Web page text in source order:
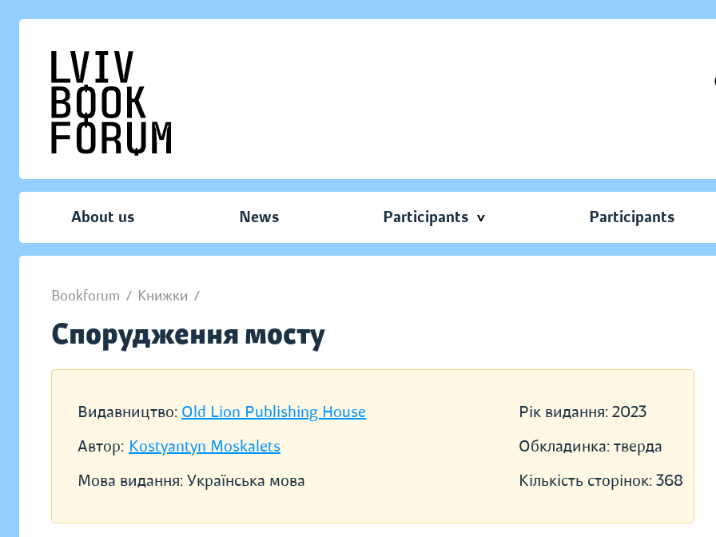
About us News Participants Participants
Bookforum / Книжки /
Спорудження мосту
Видавництво: Old Lion Publishing House
Автор: Kostyantyn Moskalets
Мова видання: Українська мова
Рік видання: 2023
Обкладинка: тверда
Кількість сторінок: 368